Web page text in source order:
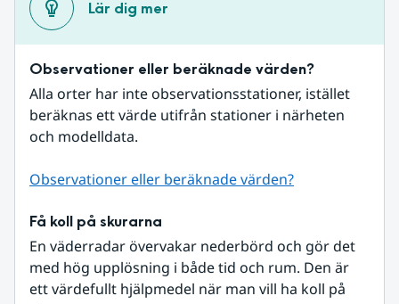
Lär dig mer
Observationer eller beräknade värden?
Alla orter har inte observationsstationer, istället
beräknas ett värde utifrån stationer i närheten
och modelldata.
Observationer eller beräknade värden?
Få koll på skurarna
En väderradar övervakar nederbörd och gör det
med hög upplösning i både tid och rum. Den är
ett värdefullt hjälpmedel när man vill ha koll på